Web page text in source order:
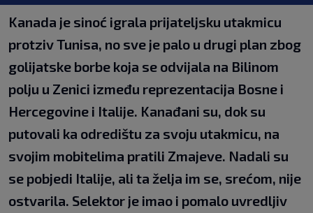
Kanada je sinoć igrala prijateljsku utakmicu
protziv Tunisa, no sve je palo u drugi plan zbog
golijatske borbe koja se odvijala na Bilinom
polju u Zenici između reprezentacija Bosne i
Hercegovine i Italije. Kanađani su, dok su
putovali ka odredištu za svoju utakmicu, na
svojim mobitelima pratili Zmajeve. Nadali su
se pobjedi Italije, ali ta želja im se, srećom, nije
ostvarila. Selektor je imao i pomalo uvredljiv